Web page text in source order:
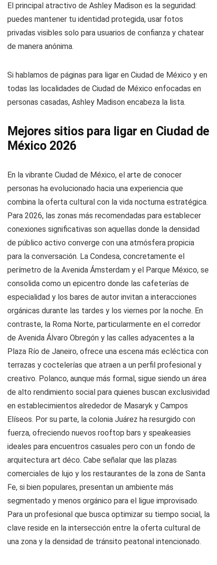
El principal atractivo de Ashley Madison es la seguridad:
puedes mantener tu identidad protegida, usar fotos
privadas visibles solo para usuarios de confianza y chatear
de manera anónima.
Si hablamos de páginas para ligar en Ciudad de México y en
todas las localidades de Ciudad de México enfocadas en
personas casadas, Ashley Madison encabeza la lista.
Mejores sitios para ligar en Ciudad de
México 2026
En la vibrante Ciudad de México, el arte de conocer
personas ha evolucionado hacia una experiencia que
combina la oferta cultural con la vida nocturna estratégica.
Para 2026, las zonas más recomendadas para establecer
conexiones significativas son aquellas donde la densidad
de público activo converge con una atmósfera propicia
para la conversación. La Condesa, concretamente el
perímetro de la Avenida Ámsterdam y el Parque México, se
consolida como un epicentro donde las cafeterías de
especialidad y los bares de autor invitan a interacciones
orgánicas durante las tardes y los viernes por la noche. En
contraste, la Roma Norte, particularmente en el corredor
de Avenida Álvaro Obregón y las calles adyacentes a la
Plaza Río de Janeiro, ofrece una escena más ecléctica con
terrazas y coctelerías que atraen a un perfil profesional y
creativo. Polanco, aunque más formal, sigue siendo un área
de alto rendimiento social para quienes buscan exclusividad
en establecimientos alrededor de Masaryk y Campos
Elíseos. Por su parte, la colonia Juárez ha resurgido con
fuerza, ofreciendo nuevos rooftop bars y speakeasies
ideales para encuentros casuales pero con un fondo de
arquitectura art déco. Cabe señalar que las plazas
comerciales de lujo y los restaurantes de la zona de Santa
Fe, si bien populares, presentan un ambiente más
segmentado y menos orgánico para el ligue improvisado.
Para un profesional que busca optimizar su tiempo social, la
clave reside en la intersección entre la oferta cultural de
una zona y la densidad de tránsito peatonal intencionado.